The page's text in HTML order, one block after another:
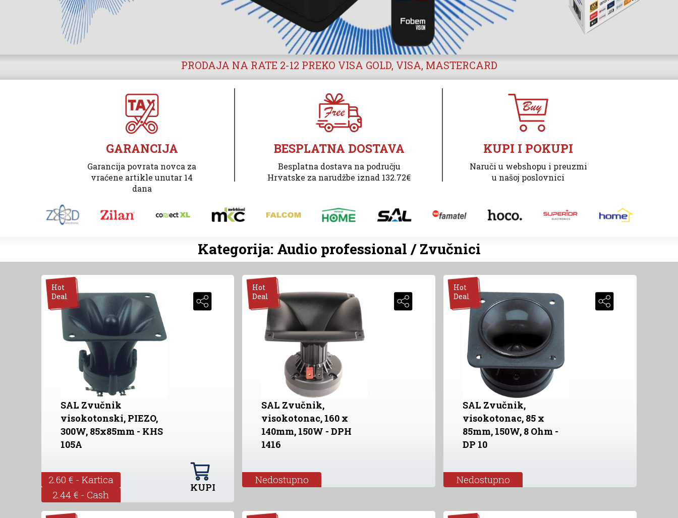
PRODAJA NA RATE 2-12 PREKO VISA GOLD, VISA, MASTERCARD
GARANCIJA
Garancija povrata novca za
vraćene artikle unutar 14
dana
BESPLATNA DOSTAVA
Besplatna dostava na području
Hrvatske za narudžbe iznad 132.72€
KUPI I POKUPI
Naruči u webshopu i preuzmi
u našoj poslovnici
Kategorija: Audio professional / Zvučnici
Hot
Deal
SAL Zvučnik
visokotonski, PIEZO,
300W, 85x85mm - KHS
105A
2.60 € - Kartica
2.44 € - Cash
KUPI
Hot
Deal
SAL Zvučnik,
visokotonac, 160 x
140mm, 150W - DPH
1416
Nedostupno
Hot
Deal
SAL Zvučnik,
visokotonac, 85 x
85mm, 150W, 8 Ohm -
DP 10
Nedostupno